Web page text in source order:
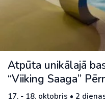
Atpūta unikālajā
“Viiking Saaga”
17. - 18. oktobris • 2